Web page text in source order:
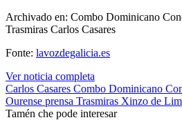
Archivado en: Combo Dominicano
Trasmiras Carlos Casares
Fonte: lavozdegalicia.es
Ver noticia completa
Carlos Casares Combo Dominicano
Ourense prensa Trasmiras Xinzo de
Tamén che pode interesar